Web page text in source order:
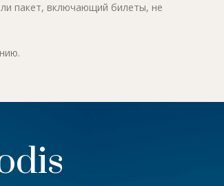
пакет, включающий билеты, не